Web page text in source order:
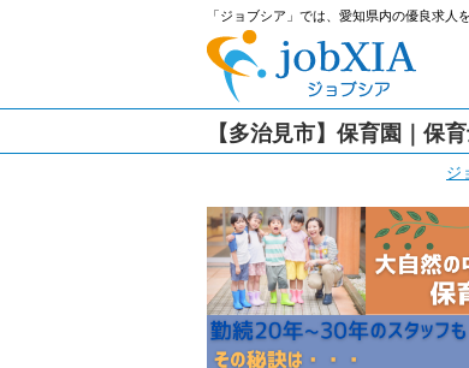
「ジョブシア」では、愛知県内の優良求人
【多治見市】保育園｜
ジ